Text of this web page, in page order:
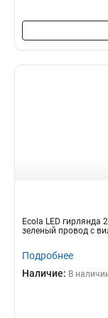
Ecola LED гирлянда
зеленый провод с
Подробнее
Наличие: В